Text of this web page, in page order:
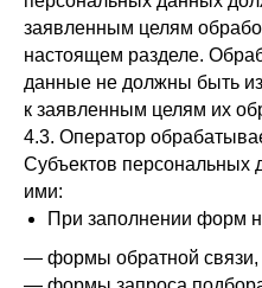
заявленным целям
настоящем разделе.
данные не должны быть
к заявленным целям их
4.3. Оператор
Субъектов персональных
ими:
При заполнении форм
— формы обратной связи,